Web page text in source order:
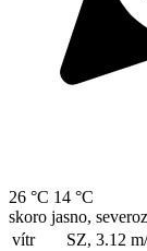
26 °C 14 °C
skoro jasno,
vítr
SZ, 3.12